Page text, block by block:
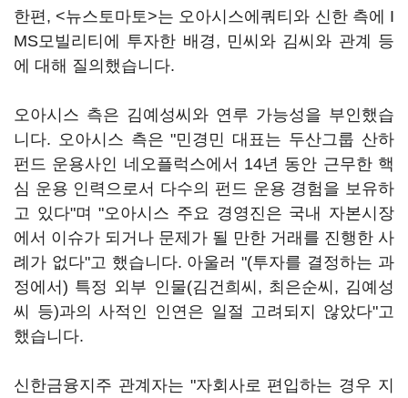
한편, <뉴스토마토>는 오아시스에쿼티와 신한 측에 I
MS모빌리티에 투자한 배경, 민씨와 김씨와 관계 등
에 대해 질의했습니다.
오아시스 측은 김예성씨와 연루 가능성을 부인했습
니다. 오아시스 측은 "민경민 대표는 두산그룹 산하
펀드 운용사인 네오플럭스에서 14년 동안 근무한 핵
심 운용 인력으로서 다수의 펀드 운용 경험을 보유하
고 있다"며 "오아시스 주요 경영진은 국내 자본시장
에서 이슈가 되거나 문제가 될 만한 거래를 진행한 사
례가 없다"고 했습니다. 아울러 "(투자를 결정하는 과
정에서) 특정 외부 인물(김건희씨, 최은순씨, 김예성
씨 등)과의 사적인 인연은 일절 고려되지 않았다"고
했습니다.
신한금융지주 관계자는 "자회사로 편입하는 경우 지